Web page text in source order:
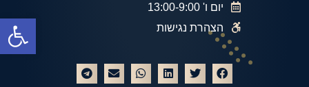
יום ו' 13:00-9:00
הצהרת נגישות